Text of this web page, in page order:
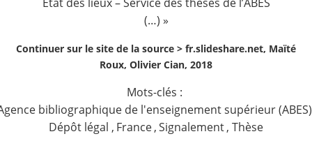
(…) »
Continuer sur le site de la source > fr.slideshare.net, Maïté
Roux, Olivier Cian, 2018
Mots-clés :
bibliographique de l'enseignement supérieur (ABES)
Dépôt légal , France,Signalement, Thèse